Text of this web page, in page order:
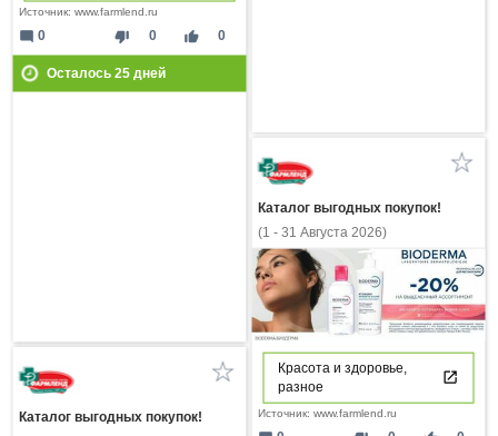
Источник: www.farmlend.ru
thumb_down 0 thumb_up 0
mode_comment 0
Осталось 25дней
Каталог выгодных покупок!
(1 - 31 Августа 2026)
Красота и здоровье,
разное
Источник: www.farmlend.ru
Каталог выгодных покупок!